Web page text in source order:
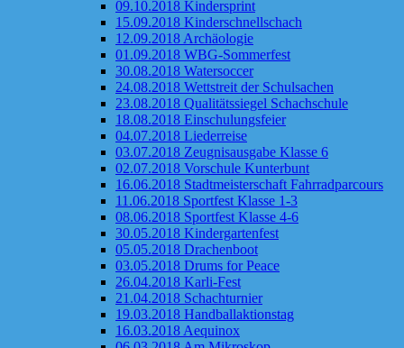
09.10.2018 Kindersprint
15.09.2018 Kinderschnellschach
12.09.2018 Archäologie
01.09.2018 WBG-Sommerfest
30.08.2018 Watersoccer
24.08.2018 Wettstreit der Schulsachen
23.08.2018 Qualitätssiegel Schachschule
18.08.2018 Einschulungsfeier
04.07.2018 Liederreise
03.07.2018 Zeugnisausgabe Klasse 6
02.07.2018 Vorschule Kunterbunt
16.06.2018 Stadtmeisterschaft Fahrradparcours
11.06.2018 Sportfest Klasse 1-3
08.06.2018 Sportfest Klasse 4-6
30.05.2018 Kindergartenfest
05.05.2018 Drachenboot
03.05.2018 Drums for Peace
26.04.2018 Karli-Fest
21.04.2018 Schachturnier
19.03.2018 Handballaktionstag
16.03.2018 Aequinox